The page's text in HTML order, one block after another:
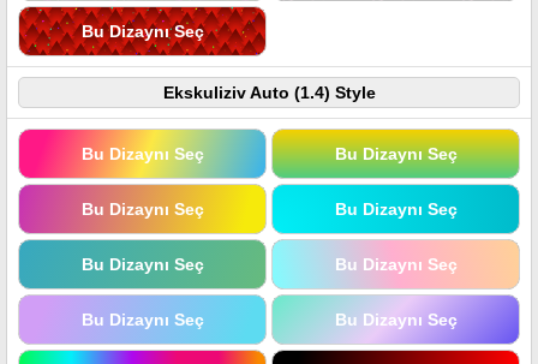
Bu Dizaynı Seç
Ekskuliziv Auto (1.4) Style
Bu Dizaynı Seç Bu Dizaynı Seç
Bu Dizaynı Seç Bu Dizaynı Seç
Bu Dizaynı Seç Bu Dizaynı Seç
Bu Dizaynı Seç Bu Dizaynı Seç